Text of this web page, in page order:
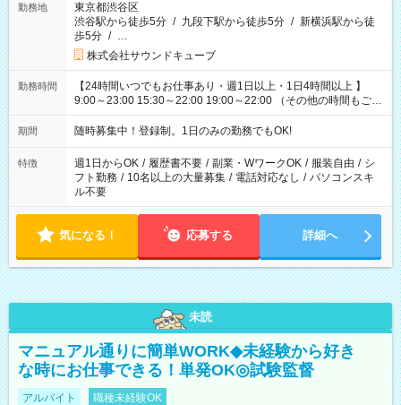
勤務地
東京都渋谷区
渋谷駅から徒歩5分 / 九段下駅から徒歩5分 / 新横浜駅から徒
歩5分 / …
株式会社サウンドキューブ
勤務時間
【24時間いつでもお仕事あり・週1日以上・1日4時間以上 】
9:00～23:00 15:30～22:00 19:00～22:00 （その他の時間もござ
います！） 19:00～23:30 21:00～翌5:00 etc... ＊上記シフトは
一例です。現場により、時間が異なります！ ＊イベントが早く
期間 随時募集中！登録制。1日のみの勤務でもOK!
特徴 週1日からOK / 履歴書不要 / 副業・WワークOK / 服装自由 / シ
フト勤務 / 10名以上の大量募集 / 電話対応なし / パソコンスキ
ル不要
気になる！ 応募する 詳細へ
未読
マニュアル通りに簡単WORK◆未経験から好き
な時にお仕事できる！単発OK◎試験監督
アルバイト 職種未経験OK